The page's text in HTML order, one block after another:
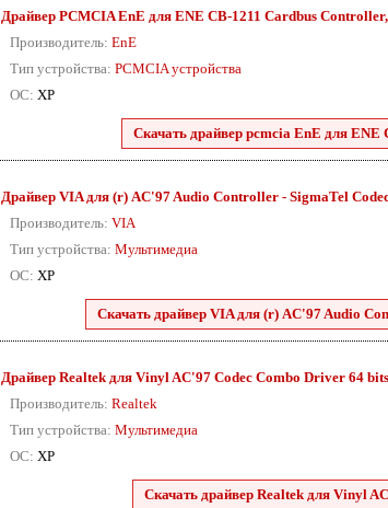
Драйвер PCMCIA EnE для ENE CB-1211 Cardbus
Производитель: EnE
Тип устройства: PCMCIA устройства
ОС: XP
Скачать драйвер pcmcia EnE для
Драйвер VIA для (r) AC'97 Audio Controller - SigmaTel
Производитель: VIA
Тип устройства: Мультимедиа
ОС: XP
Скачать драйвер VIA для (r) AC'97 Audio
Драйвер Realtek для Vinyl AC'97 Codec Combo Driver 64
Производитель: Realtek
Тип устройства: Мультимедиа
ОС: XP
Скачать драйвер Realtek для Vinyl